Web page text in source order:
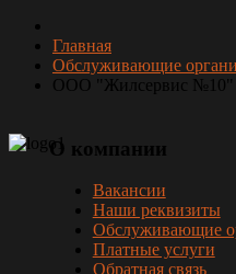
Главная
Обслуживающие
ООО "Жилсервис №10"
О компании
Вакансии
Наши реквизиты
Обслуживающие
Платные услуги
Обратная связь